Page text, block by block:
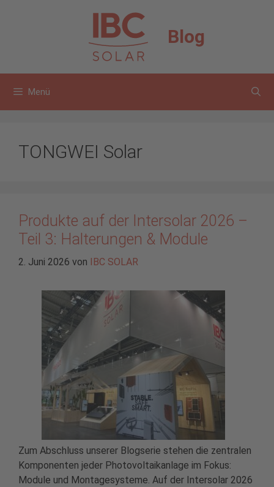
Blog
Menü
TONGWEI Solar
Produkte auf der Intersolar 2026 –
Teil 3: Halterungen & Module
2. Juni 2026 von IBC SOLAR
Zum Abschluss unserer Blogserie stehen die zentralen
Komponenten jeder Photovoltaikanlage im Fokus:
Module und Montagesysteme. Auf der Intersolar 2026